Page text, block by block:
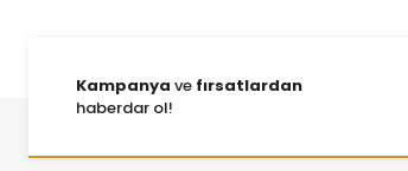
Kampanya ve fırsatlardan
haberdar ol!